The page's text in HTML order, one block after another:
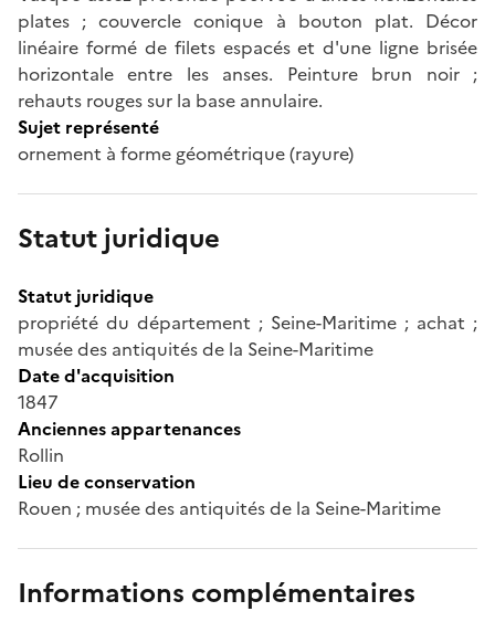
plates ; couvercle conique à bouton plat. Décor
linéaire formé de filets espacés et d'une ligne brisée
horizontale entre les anses. Peinture brun noir ;
rehauts rouges sur la base annulaire.
Sujet représenté
ornement à forme géométrique (rayure)
Statut juridique
Statut juridique
propriété du département ; Seine-Maritime ; achat ;
musée des antiquités de la Seine-Maritime
Date d'acquisition
1847
Anciennes appartenances
Rollin
Lieu de conservation
Rouen ; musée des antiquités de la Seine-Maritime
Informations complémentaires